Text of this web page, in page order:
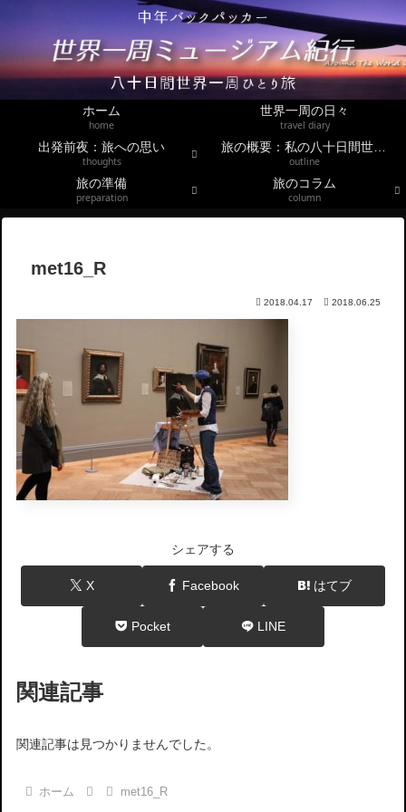
ホーム
home
世界一周の日々
travel diary
出発前夜：旅への思い
thoughts
旅の概要：私の八十日間世界一周
outline
旅の準備
preparation
旅のコラム
column
met16_R
2018.04.17 2018.06.25
シェアする
X Facebook はてブ
Pocket LINE
関連記事
関連記事は見つかりませんでした。
ホーム met16_R